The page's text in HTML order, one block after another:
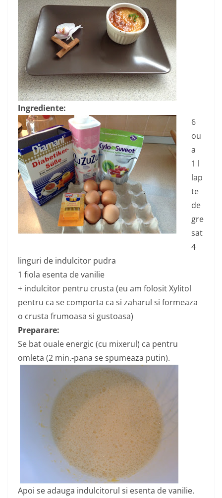
Ingrediente:
6
ou
a
1 l
lap
te
de
gre
sat
4
linguri de indulcitor pudra
1 fiola esenta de vanilie
+ indulcitor pentru crusta (eu am folosit Xylitol
pentru ca se comporta ca si zaharul si formeaza
o crusta frumoasa si gustoasa)
Preparare:
Se bat ouale energic (cu mixerul) ca pentru
omleta (2 min.-pana se spumeaza putin).
Apoi se adauga indulcitorul si esenta de vanilie.